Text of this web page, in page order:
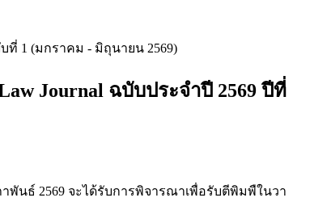
ที่ 1 (มกราคม - มิถุนายน 2569)
Journal ฉบับประจำปี 2569 ปีที่
นธ์ 2569 จะได้รับการพิจารณาเพื่อรับตีพิมพืในวา